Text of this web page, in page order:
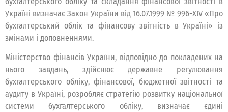
Україні визначає Закон України від 16.07.1999 № 996-XIV «Про
бухгалтерський облік та фінансову звітність в Україні» із
змінами і доповненнями.
Міністерство фінансів України, відповідно до покладених на
нього завдань, здійснює державне регулювання
бухгалтерського обліку, фінансової, бюджетної звітності та
аудиту в Україні, розробляє стратегію розвитку національної
системи бухгалтерського обліку, визначає єдині